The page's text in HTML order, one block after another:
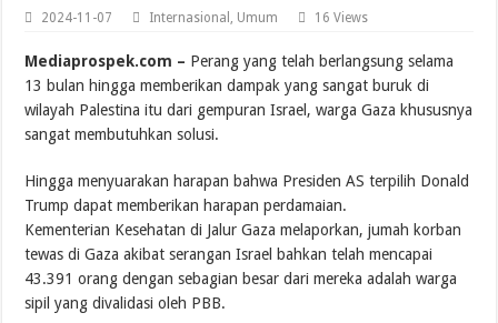
2024-11-07 Internasional , Umum 16 Views
Mediaprospek.com – Perang yang telah berlangsung selama
13 bulan hingga memberikan dampak yang sangat buruk di
wilayah Palestina itu dari gempuran Israel, warga Gaza khususnya
sangat membutuhkan solusi.
Hingga menyuarakan harapan bahwa Presiden AS terpilih Donald
Trump dapat memberikan harapan perdamaian.
Kementerian Kesehatan di Jalur Gaza melaporkan, jumah korban
tewas di Gaza akibat serangan Israel bahkan telah mencapai
43.391 orang dengan sebagian besar dari mereka adalah warga
sipil yang divalidasi oleh PBB.